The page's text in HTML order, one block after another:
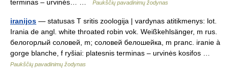
terminas – urvinės… … Paukščių pavadinimų žodynas
iranijos — statusas T sritis zoologija | vardynas atitikmenys: lot.
Irania de angl. white throated robin vok. Weißkehlsänger, m rus.
белогорлый соловей, m; соловей белошейка, m pranc. iranie à
gorge blanche, f ryšiai: platesnis terminas – urvinės kosifos …
Paukščių pavadinimų žodynas